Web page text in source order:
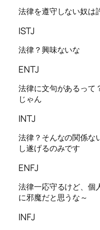
法律を遵守しない奴は
ISTJ
法律？興味ないな
ENTJ
法律に文句があるって
じゃん
INTJ
法律？そんなの関係な
し遂げるのみです
ENFJ
法律一応守るけど、個
に邪魔だと思うな～
INFJ